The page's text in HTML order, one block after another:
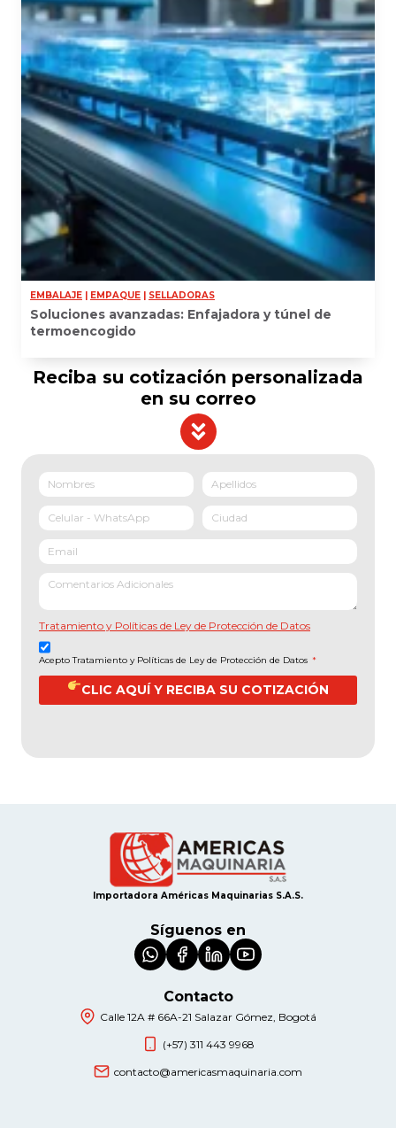
EMBALAJE | EMPAQUE | SELLADORAS
Soluciones avanzadas: Enfajadora y túnel de
termoencogido
Reciba su cotización personalizada
en su correo
Tratamiento y Políticas de Ley de Protección de Datos
Acepto Tratamiento y Políticas de Ley de Protección de Datos *
CLIC AQUÍ Y RECIBA SU COTIZACIÓN
Importadora Américas Maquinarias S.A.S.
Síguenos en
Contacto
Calle 12A # 66A-21 Salazar Gómez, Bogotá
(+57) 311 443 9968
contacto@americasmaquinaria.com